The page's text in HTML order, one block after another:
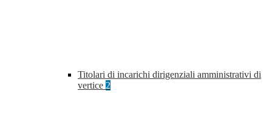
Titolari di incarichi dirigenziali amministrativi di
vertice 2